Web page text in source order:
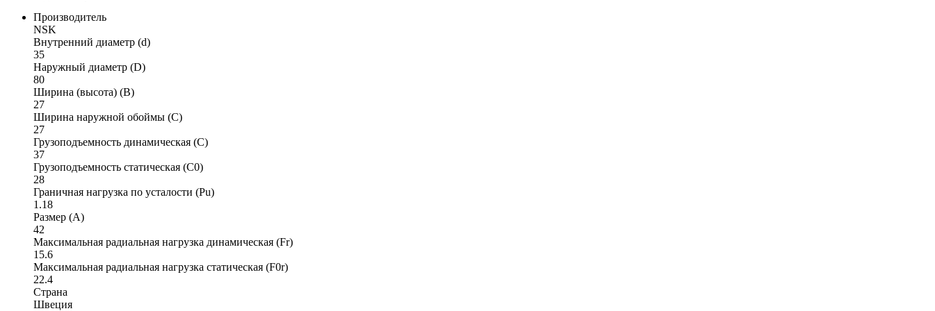
Производитель
NSK
Внутренний диаметр (d)
35
Наружный диаметр (D)
80
Ширина (высота) (B)
27
Ширина наружной обоймы (C)
27
Грузоподъемность динамическая (C)
37
Грузоподъемность статическая (C0)
28
Граничная нагрузка по усталости (Pu)
1.18
Размер (A)
42
Максимальная радиальная нагрузка динамическая (Fr)
15.6
Максимальная радиальная нагрузка статическая (F0r)
22.4
Страна
Швеция